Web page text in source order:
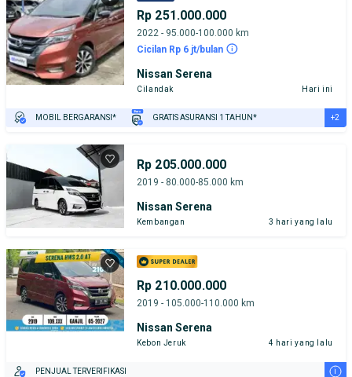
Rp 251.000.000
2022 - 95.000-100.000 km
Cicilan Rp 6 jt/bulan
Nissan Serena
Cilandak Hari ini
MOBIL BERGARANSI* GRATIS ASURANSI 1 TAHUN* +2
Rp 205.000.000
2019 - 80.000-85.000 km
Nissan Serena
Kembangan 3 hari yang lalu
Rp 210.000.000
2019 - 105.000-110.000 km
Nissan Serena
Kebon Jeruk 4 hari yang lalu
PENJUAL TERVERIFIKASI i